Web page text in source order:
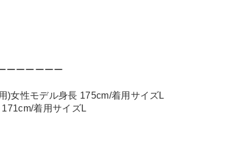
ーーーーーー
)女性モデル身長 175cm/着用サイズL
着用サイズL